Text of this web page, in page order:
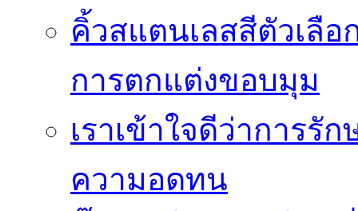
คิ้วสแตนเลสสีตัวเลื
การตกแต่งขอบมุม
เราเข้าใจดีว่าการรั
ความอดทน